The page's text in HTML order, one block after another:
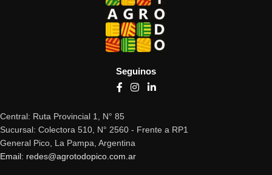
Seguinos
Central: Ruta Provincial 1, N° 85
Sucursal: Colectora 510, N° 2560 - Frente a RP1
General Pico, La Pampa, Argentina
Email: redes@agrotodopico.com.ar